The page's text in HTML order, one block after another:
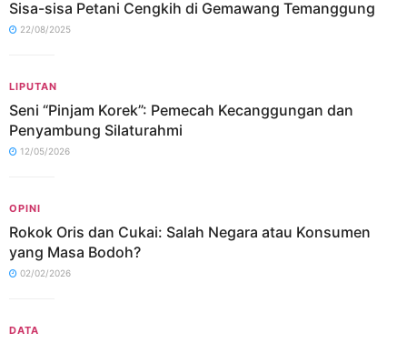
Sisa-sisa Petani Cengkih di Gemawang Temanggung
22/08/2025
LIPUTAN
Seni “Pinjam Korek”: Pemecah Kecanggungan dan
Penyambung Silaturahmi
12/05/2026
OPINI
Rokok Oris dan Cukai: Salah Negara atau Konsumen
yang Masa Bodoh?
02/02/2026
DATA